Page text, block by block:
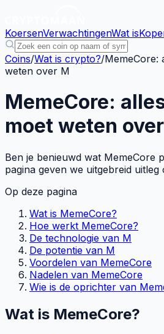
KoersenVerwachtingenWat is
Coins/Wat is crypto?/MemeCore:
weten over M
MemeCore:
moet weten
Ben je benieuwd wat MemeCore
pagina geven we uitgebreid uitleg
Op deze pagina
Wat is MemeCore?
Hoe werkt MemeCore?
De technologie van M
De potentie van M
Voordelen van MemeCore
Nadelen van MemeCore
Wie is de oprichter van
Wat is MemeCore?